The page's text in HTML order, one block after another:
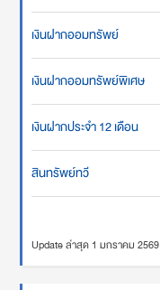
เงินฝากออมทรัพย์
เงินฝากออมทรัพย์พิเศษ
เงินฝากประจำ 12 เดือน
สินทรัพย์ทวี
Update ล่าสุด 1 มกราคม 2569